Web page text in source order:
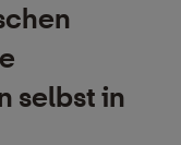
selbst in